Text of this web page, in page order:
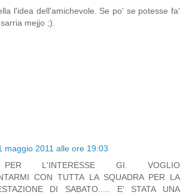
l'idea dell'amichevole. Se po' se potesse fa'
mejjo ;).
maggio 2011 alle ore 19:03
L'INTERESSE GI. VOGLIO
CON TUTTA LA SQUADRA PER LA
DI SABATO..... E' STATA UNA